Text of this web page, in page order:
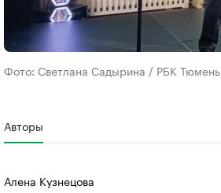
Фото: Светлана Садырина / РБК Тюмень
Авторы
Алена Кузнецова